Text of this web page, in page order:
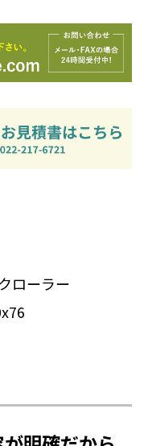
ローラー